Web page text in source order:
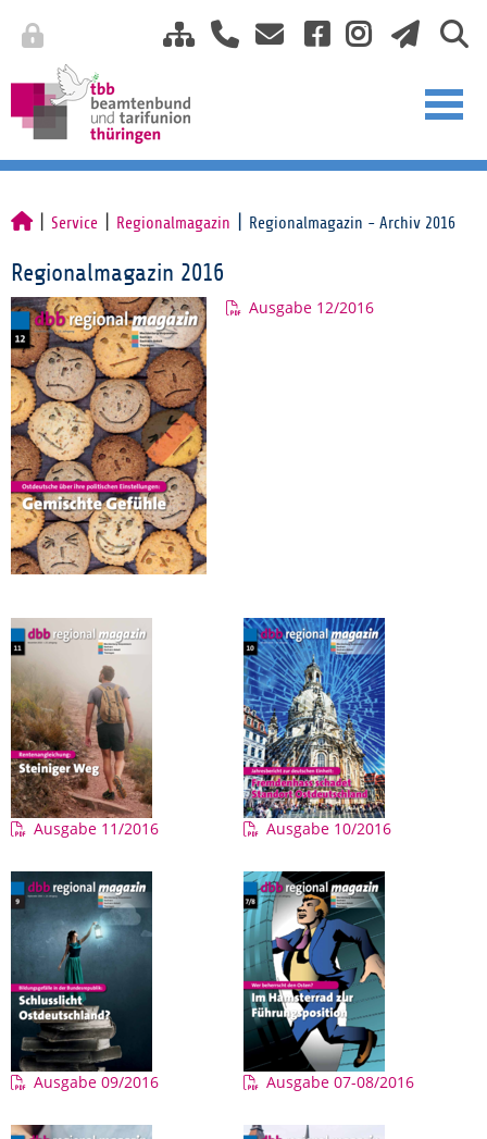
Service Regionalmagazin Regionalmagazin - Archiv 2016
Regionalmagazin 2016
Ausgabe 12/2016
Ausgabe 11/2016 Ausgabe 10/2016
Ausgabe 09/2016 Ausgabe 07-08/2016